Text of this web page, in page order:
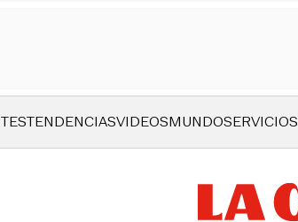
TENDENCIASVIDEOSMUNDOSERVICIOS